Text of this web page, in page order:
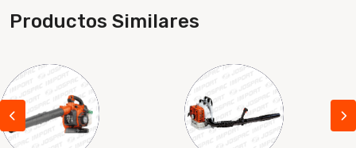
Productos Similares